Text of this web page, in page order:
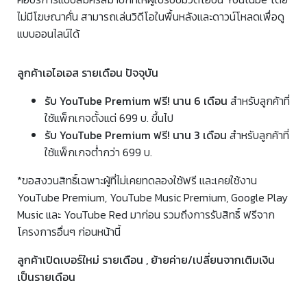
ไม่มีโฆษณาคั่น สามารถเล่นวิดีโอในพื้นหลังและดาวน์โหลดเพื่อดู
แบบออนไลน์ได้
ลูกค้าเอไอเอส รายเดือน ปัจจุบัน
รับ YouTube Premium ฟรี! นาน 6 เดือน สำหรับลูกค้าที่
ใช้แพ็กเกจตั้งแต่ 699 บ. ขึ้นไป
รับ YouTube Premium ฟรี! นาน 3 เดือน สำหรับลูกค้าที่
ใช้แพ็กเกจต่ำกว่า 699 บ.
*ขอสงวนสิทธิ์เฉพาะผู้ที่ไม่เคยทดลองใช้ฟรี และเคยใช้งาน
YouTube Premium, YouTube Music Premium, Google Play
Music และ YouTube Red มาก่อน รวมถึงการรับสิทธิ์ ฟรีจาก
โครงการอื่นๆ ก่อนหน้านี้
ลูกค้าเปิดเบอร์ใหม่ รายเดือน , ย้ายค่าย/เปลี่ยนจากเติมเงิน
เป็นรายเดือน